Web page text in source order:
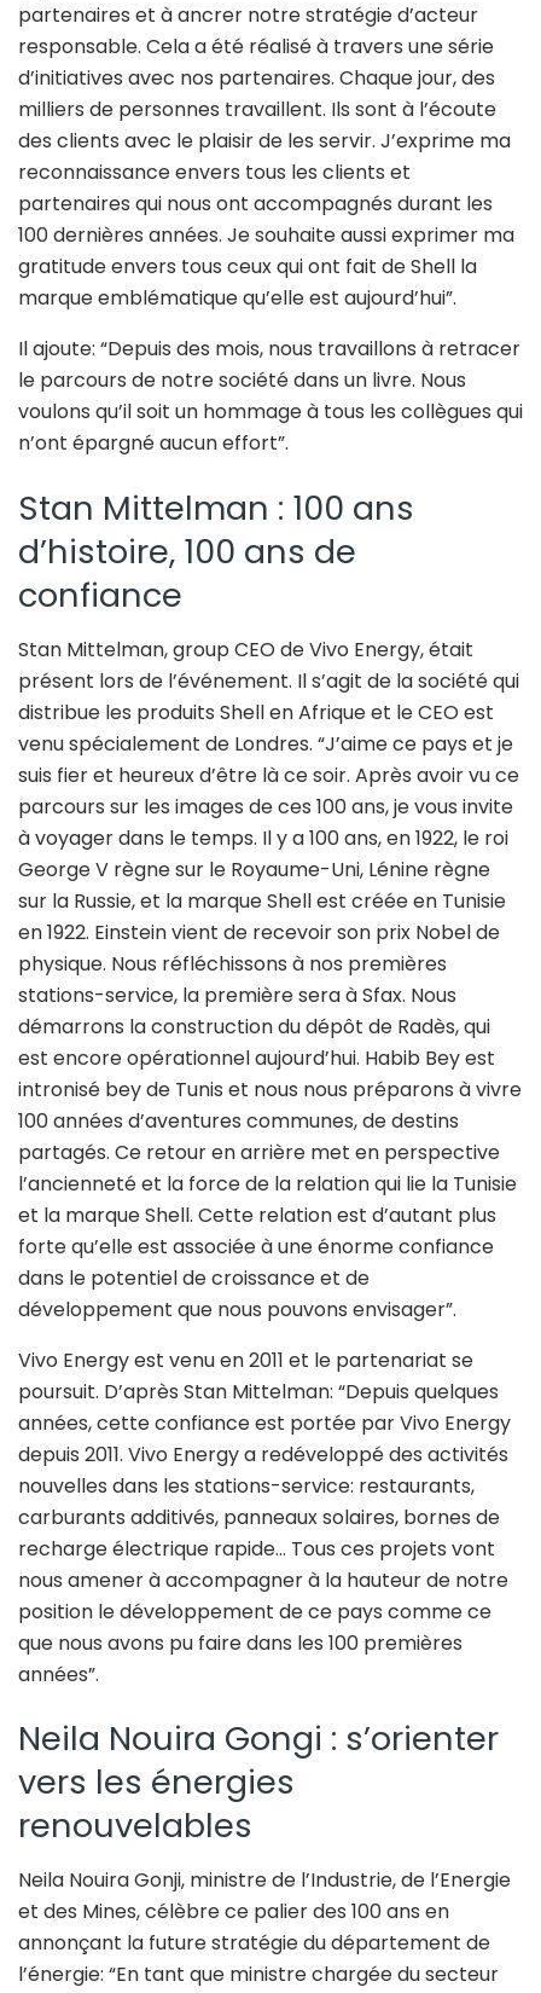
partenaires et à ancrer notre stratégie d’acteur
responsable. Cela a été réalisé à travers une série
d’initiatives avec nos partenaires. Chaque jour, des
milliers de personnes travaillent. Ils sont à l’écoute
des clients avec le plaisir de les servir. J’exprime ma
reconnaissance envers tous les clients et
partenaires qui nous ont accompagnés durant les
100 dernières années. Je souhaite aussi exprimer ma
gratitude envers tous ceux qui ont fait de Shell la
marque emblématique qu’elle est aujourd’hui”.
Il ajoute: “Depuis des mois, nous travaillons à retracer
le parcours de notre société dans un livre. Nous
voulons qu’il soit un hommage à tous les collègues qui
n’ont épargné aucun effort”.
Stan Mittelman : 100 ans
d’histoire, 100 ans de
confiance
Stan Mittelman, group CEO de Vivo Energy, était
présent lors de l’événement. Il s’agit de la société qui
distribue les produits Shell en Afrique et le CEO est
venu spécialement de Londres. “J’aime ce pays et je
suis fier et heureux d’être là ce soir. Après avoir vu ce
parcours sur les images de ces 100 ans, je vous invite
à voyager dans le temps. Il y a 100 ans, en 1922, le roi
George V règne sur le Royaume-Uni, Lénine règne
sur la Russie, et la marque Shell est créée en Tunisie
en 1922. Einstein vient de recevoir son prix Nobel de
physique. Nous réfléchissons à nos premières
stations-service, la première sera à Sfax. Nous
démarrons la construction du dépôt de Radès, qui
est encore opérationnel aujourd’hui. Habib Bey est
intronisé bey de Tunis et nous nous préparons à vivre
100 années d’aventures communes, de destins
partagés. Ce retour en arrière met en perspective
l’ancienneté et la force de la relation qui lie la Tunisie
et la marque Shell. Cette relation est d’autant plus
forte qu’elle est associée à une énorme confiance
dans le potentiel de croissance et de
développement que nous pouvons envisager”.
Vivo Energy est venu en 2011 et le partenariat se
poursuit. D’après Stan Mittelman: “Depuis quelques
années, cette confiance est portée par Vivo Energy
depuis 2011. Vivo Energy a redéveloppé des activités
nouvelles dans les stations-service: restaurants,
carburants additivés, panneaux solaires, bornes de
recharge électrique rapide… Tous ces projets vont
nous amener à accompagner à la hauteur de notre
position le développement de ce pays comme ce
que nous avons pu faire dans les 100 premières
années”.
Neila Nouira Gongi : s’orienter
vers les énergies
renouvelables
Neila Nouira Gonji, ministre de l’Industrie, de l’Energie
et des Mines, célèbre ce palier des 100 ans en
annonçant la future stratégie du département de
l’énergie: “En tant que ministre chargée du secteur